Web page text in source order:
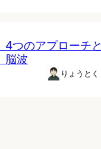
つのアプローチと
脳波
りょうとく